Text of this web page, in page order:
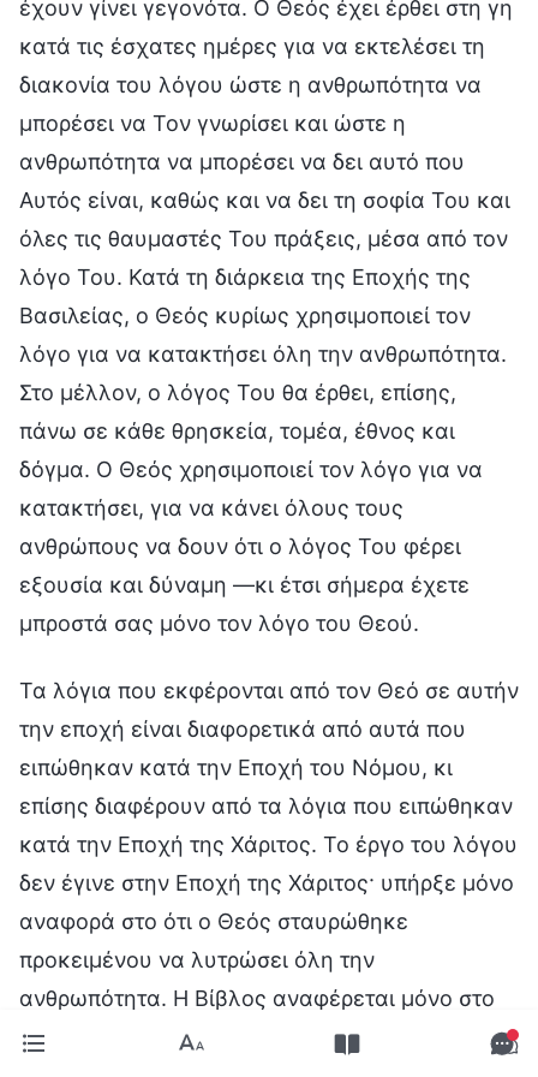
έχουν γίνει γεγονότα. Ο Θεός έχει έρθει στη γη
κατά τις έσχατες ημέρες για να εκτελέσει τη
διακονία του λόγου ώστε η ανθρωπότητα να
μπορέσει να Τον γνωρίσει και ώστε η
ανθρωπότητα να μπορέσει να δει αυτό που
Αυτός είναι, καθώς και να δει τη σοφία Του και
όλες τις θαυμαστές Του πράξεις, μέσα από τον
λόγο Του. Κατά τη διάρκεια της Εποχής της
Βασιλείας, ο Θεός κυρίως χρησιμοποιεί τον
λόγο για να κατακτήσει όλη την ανθρωπότητα.
Στο μέλλον, ο λόγος Του θα έρθει, επίσης,
πάνω σε κάθε θρησκεία, τομέα, έθνος και
δόγμα. Ο Θεός χρησιμοποιεί τον λόγο για να
κατακτήσει, για να κάνει όλους τους
ανθρώπους να δουν ότι ο λόγος Του φέρει
εξουσία και δύναμη —κι έτσι σήμερα έχετε
μπροστά σας μόνο τον λόγο του Θεού.
Τα λόγια που εκφέρονται από τον Θεό σε αυτήν
την εποχή είναι διαφορετικά από αυτά που
ειπώθηκαν κατά την Εποχή του Νόμου, κι
επίσης διαφέρουν από τα λόγια που ειπώθηκαν
κατά την Εποχή της Χάριτος. Το έργο του λόγου
δεν έγινε στην Εποχή της Χάριτος· υπήρξε μόνο
αναφορά στο ότι ο Θεός σταυρώθηκε
προκειμένου να λυτρώσει όλη την
ανθρωπότητα. Η Βίβλος αναφέρεται μόνο στο
γιατί έπρεπε να σταυρωθεί ο Ιησούς, στα δεινά